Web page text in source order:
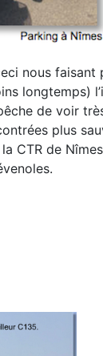
nous faisant
longtemps)
de voir
plus
la CTR de